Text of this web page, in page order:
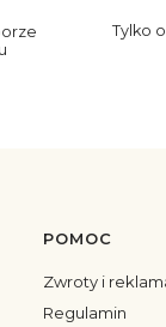
Tylko
Linki w
POMOC
Zwroty i
Regulamin